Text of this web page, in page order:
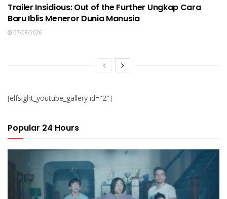
Trailer Insidious: Out of the Further Ungkap Cara
Baru Iblis Meneror Dunia Manusia
07/08/2026
[elfsight_youtube_gallery id="2"]
Popular 24 Hours